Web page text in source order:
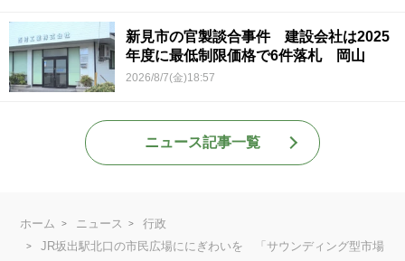
新見市の官製談合事件 建設会社は2025
年度に最低制限価格で6件落札 岡山
2026/8/7(金)18:57
ニュース記事一覧
ホーム ニュース
行政
JR坂出駅北口の市民広場ににぎわいを 「サウンディング型市場